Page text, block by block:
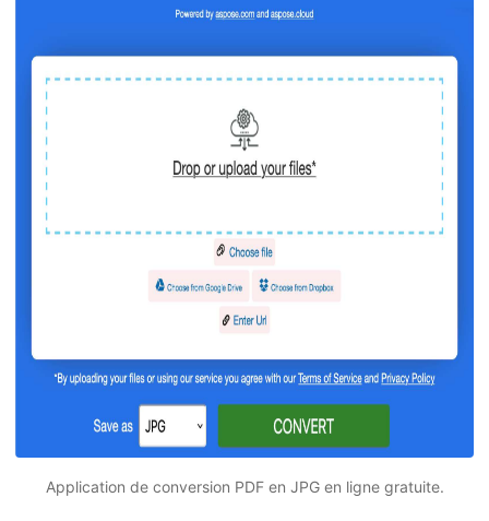
Application de conversion PDF en JPG en ligne gratuite.